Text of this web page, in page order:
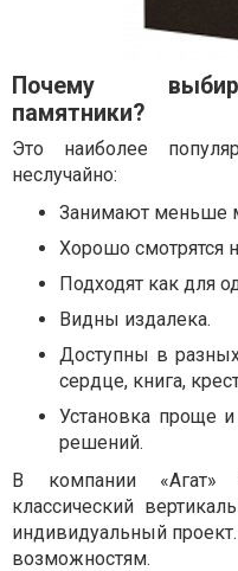
Почему
памятники?
Это наиболее
неслучайно:
Занимают меньше
Хорошо смотрятся
Подходят как для
Видны издалека.
Доступны в
сердце, книга,
Установка проще
решений.
В компании
классический
индивидуальный
возможностям.